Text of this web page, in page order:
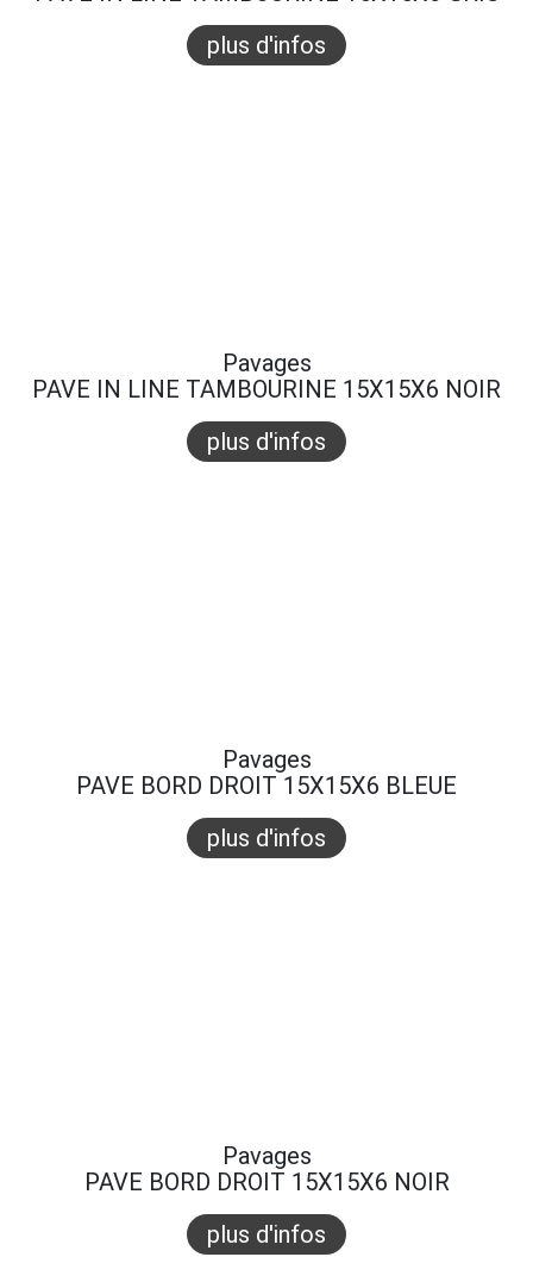
plus d'infos
Pavages
PAVE IN LINE TAMBOURINE 15X15X6 NOIR
plus d'infos
Pavages
PAVE BORD DROIT 15X15X6 BLEUE
plus d'infos
Pavages
PAVE BORD DROIT 15X15X6 NOIR
plus d'infos